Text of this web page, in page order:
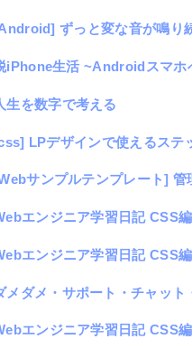
ずっと変な音が鳴り続ける謎音
iPhone生活 ~Androidスマホへ
生を数字で考える
LPデザインで使えるステップパター
サンプルテンプレート] 管理画面サンプ
エンジニア学習日記 CSS編 #11 「CSS
エンジニア学習日記 CSS編 #10
メダメ・サポート・チャット・
エンジニア学習日記 CSS編